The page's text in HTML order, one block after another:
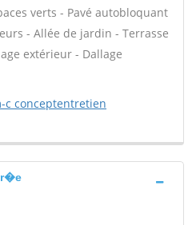
verts - Pavé autobloquant
- Allée de jardin - Terrasse
extérieur - Dallage
c conceptentretien